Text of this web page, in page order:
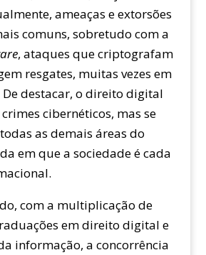
ameaças e extorsões
comuns, sobretudo com a
, ataques que criptografam
resgates, muitas vezes em
destacar, o direito digital
cibernéticos, mas se
as demais áreas do
em que a sociedade é cada
com a multiplicação de
em direito digital e
informação, a concorrência